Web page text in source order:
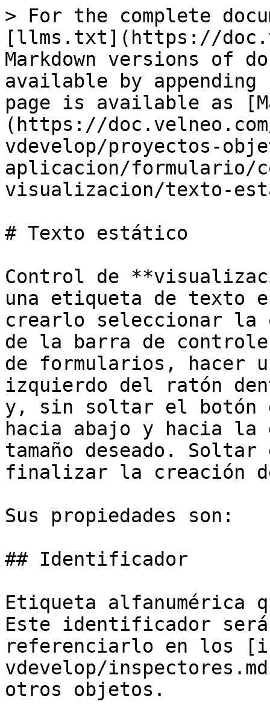
> For the complete
[llms.txt](https://
Markdown versions of
available by
page is available as
(https://
vdevelop/proyectos-
aplicacion/formulario/
visualizacion/texto-
# Texto estático
Control de
una etiqueta de texto
crearlo seleccionar
de la barra de
de formularios, hacer
izquierdo del ratón
y, sin soltar el botón
hacia abajo y hacia la
tamaño deseado.
finalizar la creación
Sus propiedades son:
## Identificador
Etiqueta
Este identificador
referenciarlo en los
vdevelop/
otros objetos.